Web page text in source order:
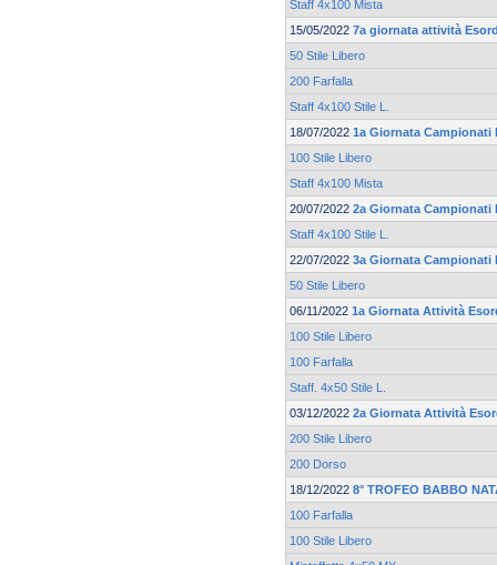
Staff 4x100 Mista
15/05/2022 7a giornata attività
50 Stile Libero
200 Farfalla
Staff 4x100 Stile L.
18/07/2022 1a Giornata
100 Stile Libero
Staff 4x100 Mista
20/07/2022 2a Giornata
Staff 4x100 Stile L.
22/07/2022 3a Giornata
50 Stile Libero
06/11/2022 1a Giornata Attività
100 Stile Libero
100 Farfalla
Staff. 4x50 Stile L.
03/12/2022 2a Giornata Attività
200 Stile Libero
200 Dorso
18/12/2022 8° TROFEO BABBO
100 Farfalla
100 Stile Libero